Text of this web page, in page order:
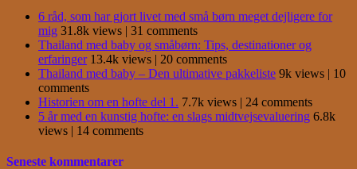
6 råd, som har gjort livet med små børn meget dejligere for
mig 31.8k views | 31 comments
Thailand med baby og småbørn: Tips, destinationer og
erfaringer 13.4k views | 20 comments
Thailand med baby – Den ultimative pakkeliste 9k views | 10
comments
Historien om en hofte del 1. 7.7k views | 24 comments
5 år med en kunstig hofte: en slags midtvejsevaluering 6.8k
views | 14 comments
Seneste kommentarer